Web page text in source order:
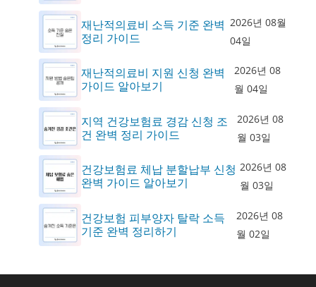
재난적의료비 소득 기준 완벽
정리 가이드
2026년 08월
04일
재난적의료비 지원 신청 완벽
가이드 알아보기
2026년 08
월 04일
지역 건강보험료 경감 신청 조
건 완벽 정리 가이드
2026년 08
월 03일
건강보험료 체납 분할납부 신청
완벽 가이드 알아보기
2026년 08
월 03일
건강보험 피부양자 탈락 소득
기준 완벽 정리하기
2026년 08
월 02일